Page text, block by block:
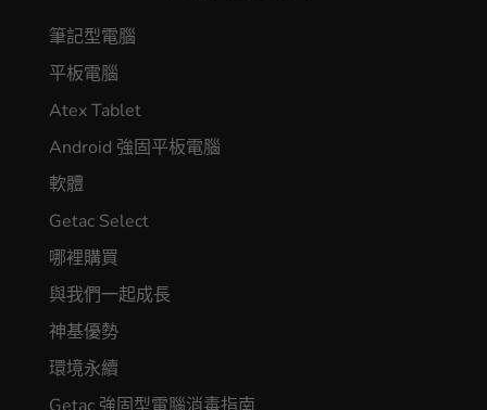
筆記型電腦
平板電腦
Atex Tablet
Android 強固平板電腦
軟體
Getac Select
哪裡購買
與我們一起成長
神基優勢
環境永續